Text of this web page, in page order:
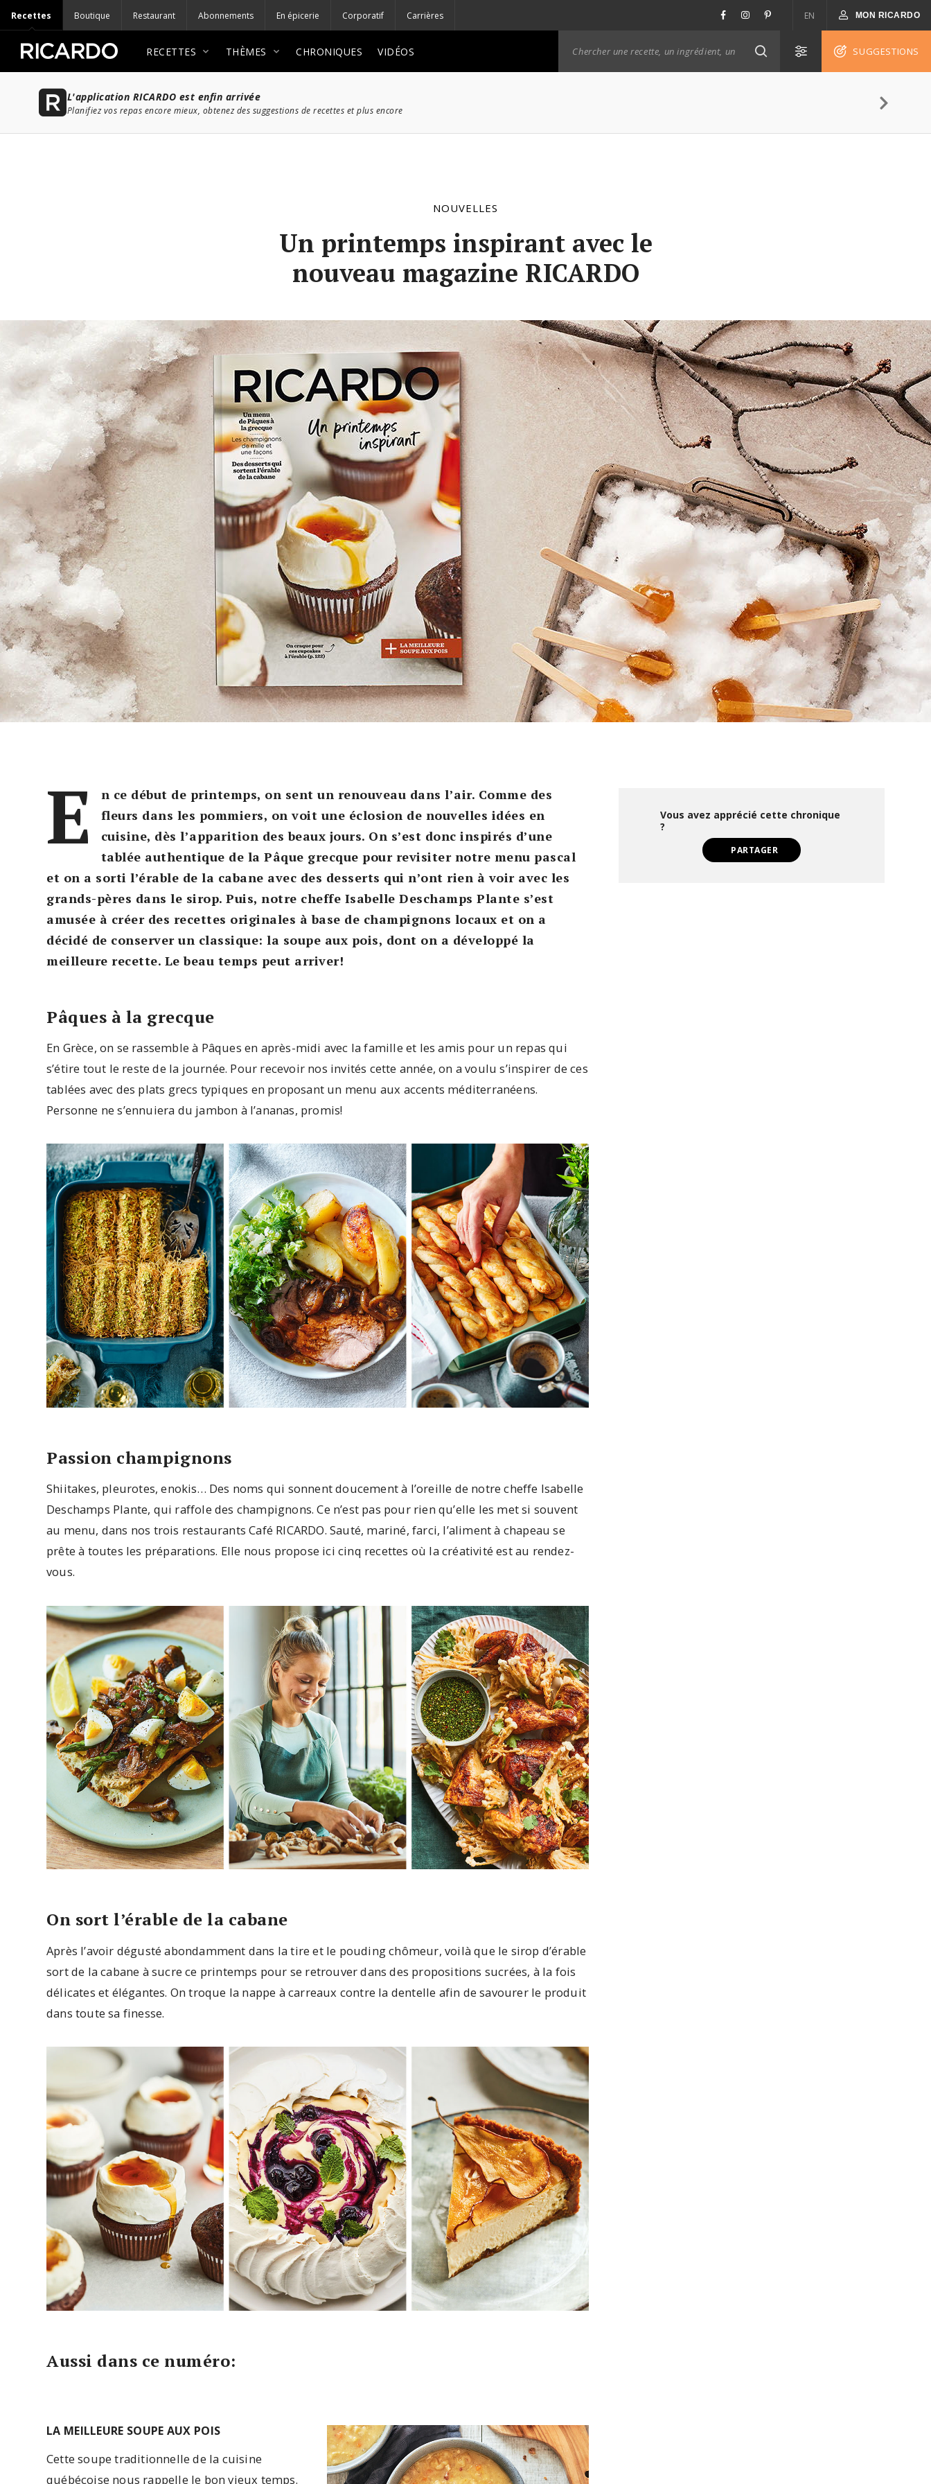
Recettes Boutique Restaurant Abonnements En épicerie Corporatif Carrières EN MON RICARDO
RECETTES THÈMES CHRONIQUES VIDÉOS SUGGESTIONS
L'application RICARDO est enfin arrivée
Planifiez vos repas encore mieux, obtenez des suggestions de recettes et plus encore
NOUVELLES
Un printemps inspirant avec le
nouveau magazine RICARDO
E
n ce début de printemps, on sent un renouveau dans l’air. Comme des
fleurs dans les pommiers, on voit une éclosion de nouvelles idées en
cuisine, dès l’apparition des beaux jours. On s’est donc inspirés d’une
tablée authentique de la Pâque grecque pour revisiter notre menu pascal
et on a sorti l’érable de la cabane avec des desserts qui n’ont rien à voir avec les
grands-pères dans le sirop. Puis, notre cheffe Isabelle Deschamps Plante s’est
amusée à créer des recettes originales à base de champignons locaux et on a
décidé de conserver un classique: la soupe aux pois, dont on a développé la
meilleure recette. Le beau temps peut arriver!
Pâques à la grecque
En Grèce, on se rassemble à Pâques en après-midi avec la famille et les amis pour un repas qui
s’étire tout le reste de la journée. Pour recevoir nos invités cette année, on a voulu s’inspirer de ces
tablées avec des plats grecs typiques en proposant un menu aux accents méditerranéens.
Personne ne s’ennuiera du jambon à l’ananas, promis!
Passion champignons
Shiitakes, pleurotes, enokis… Des noms qui sonnent doucement à l’oreille de notre cheffe Isabelle
Deschamps Plante, qui raffole des champignons. Ce n’est pas pour rien qu’elle les met si souvent
au menu, dans nos trois restaurants Café RICARDO. Sauté, mariné, farci, l’aliment à chapeau se
prête à toutes les préparations. Elle nous propose ici cinq recettes où la créativité est au rendez-
vous.
On sort l’érable de la cabane
Après l’avoir dégusté abondamment dans la tire et le pouding chômeur, voilà que le sirop d’érable
sort de la cabane à sucre ce printemps pour se retrouver dans des propositions sucrées, à la fois
délicates et élégantes. On troque la nappe à carreaux contre la dentelle afin de savourer le produit
dans toute sa finesse.
Aussi dans ce numéro:
LA MEILLEURE SOUPE AUX POIS
Cette soupe traditionnelle de la cuisine
québécoise nous rappelle le bon vieux temps.
Vous avez apprécié cette chronique
?
PARTAGER